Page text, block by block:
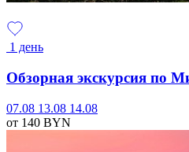
1 день
Обзорная экскурсия по
07.08 13.08 14.08
от 140 BYN